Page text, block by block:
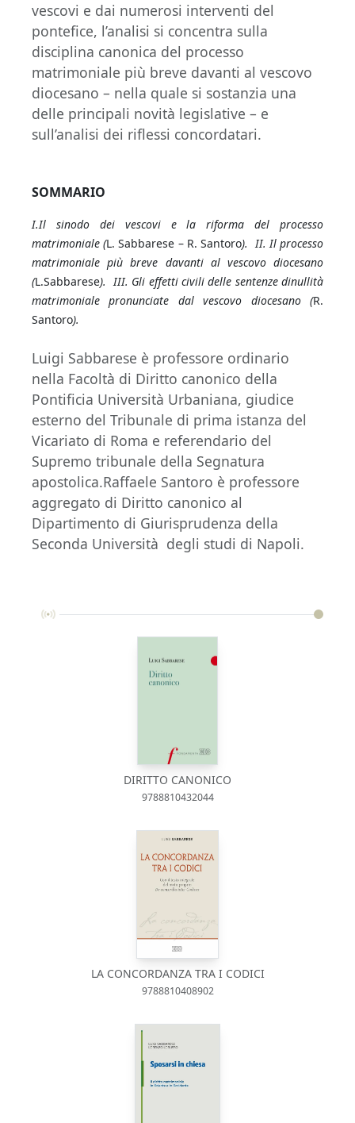
vescovi e dai numerosi interventi del
pontefice, l’analisi si concentra sulla
disciplina canonica del processo
matrimoniale più breve davanti al vescovo
diocesano – nella quale si sostanzia una
delle principali novità legislative – e
sull’analisi dei riflessi concordatari.
SOMMARIO
I.Il sinodo dei vescovi e la riforma del processo
matrimoniale (L. Sabbarese – R. Santoro). II. Il processo
matrimoniale più breve davanti al vescovo diocesano
(L.Sabbarese). III. Gli effetti civili delle sentenze dinullità
matrimoniale pronunciate dal vescovo diocesano (R.
Santoro).
Luigi Sabbarese è professore ordinario
nella Facoltà di Diritto canonico della
Pontificia Università Urbaniana, giudice
esterno del Tribunale di prima istanza del
Vicariato di Roma e referendario del
Supremo tribunale della Segnatura
apostolica.Raffaele Santoro è professore
aggregato di Diritto canonico al
Dipartimento di Giurisprudenza della
Seconda Università degli studi di Napoli.
DIRITTO CANONICO
9788810432044
LA CONCORDANZA TRA I CODICI
9788810408902